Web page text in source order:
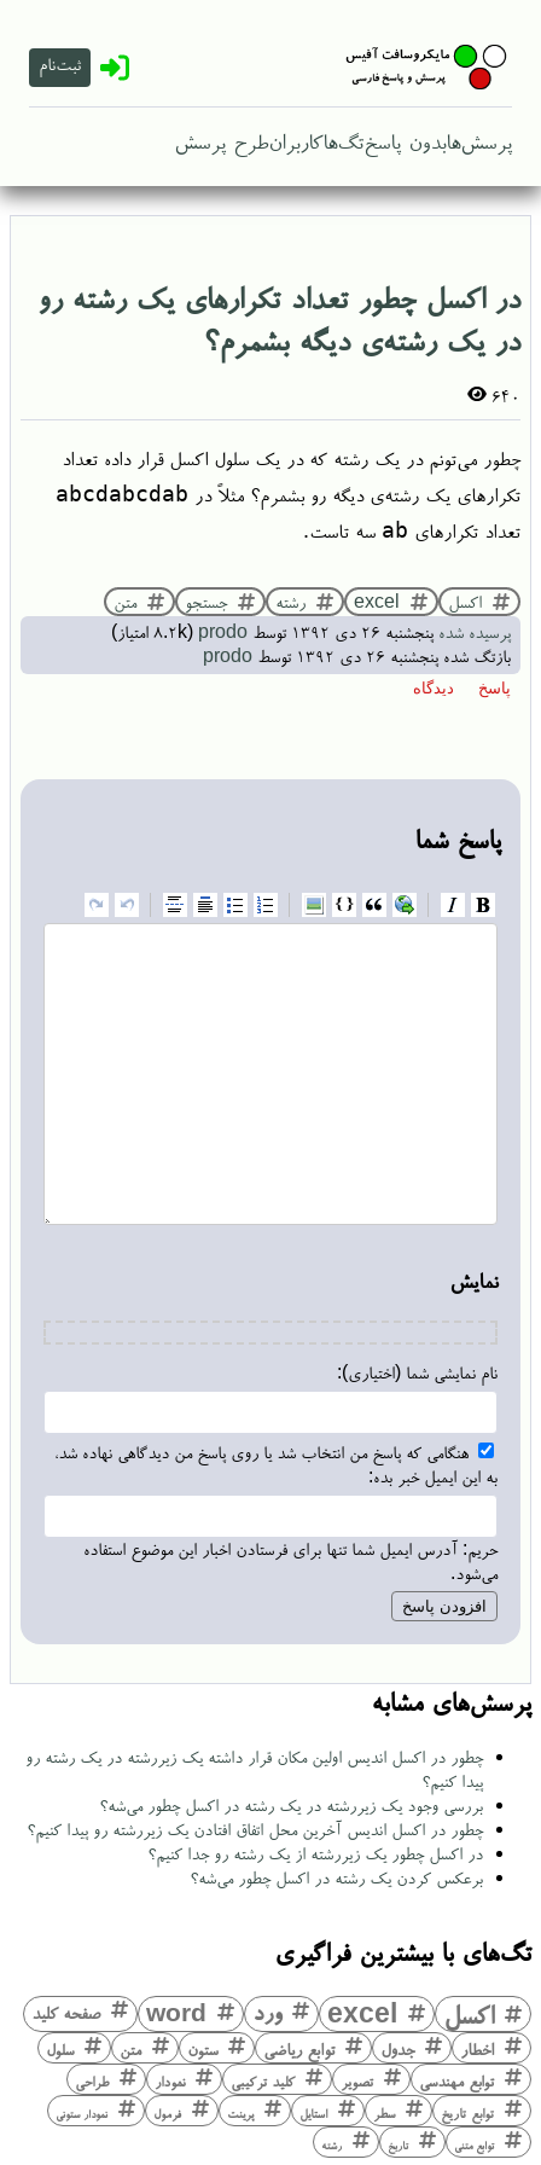
ثبت‌نام
پرسش‌هابدون پاسختگ‌هاکاربرانطرح پرسش
پرسش‌های مشابه
چطور در اکسل اندیس اولین مکان قرار داشته یک زیررشته در یک رشته رو
پیدا کنیم؟
بررسی وجود یک زیررشته در یک رشته در اکسل چطور می‌شه؟
چطور در اکسل اندیس آخرین محل اتفاق افتادن یک زیررشته رو پیدا کنیم؟
در اکسل چطور یک زیررشته از یک رشته رو جدا کنیم؟
برعکس کردن یک رشته در اکسل چطور می‌شه؟
تگ‌های با بیشترین فراگیری
اکسل
excel ورد word صفحه کلید
اخطار جدول توابع ریاضی ستون متن
سلول
توابع مهندسی
تصویر کلید ترکیبی نمودار طراحی
توابع تاریخ سطر استایل پرینت فرمول نمودار ستونی
توابع متنی تاریخ رشته
در اکسل چطور تعداد تکرارهای یک رشته رو
در یک رشته‌ی دیگه بشمرم؟
640
چطور می‌تونم در یک رشته که در یک سلول اکسل قرار داده تعداد
تکرارهای یک رشته‌ی دیگه رو بشمرم؟ مثلاً در abcdabcdab
تعداد تکرارهای ab سه تاست.
اکسل excel رشته جستجو
متن
پرسیده شده پنجشنبه ۲۶ دی ۱۳۹۲ توسط prodo
(
8.2k امتیاز)
بازتگ شده پنجشنبه ۲۶ دی ۱۳۹۲ توسط prodo
پاسخ شما
نمایش
نام نمایشی شما (اختیاری):
هنگامی که پاسخ من انتخاب شد یا روی پاسخ من دیدگاهی نهاده شد،
به این ایمیل خبر بده:
حریم: آدرس ایمیل شما تنها برای فرستادن اخبار این موضوع استفاده
می‌شود.